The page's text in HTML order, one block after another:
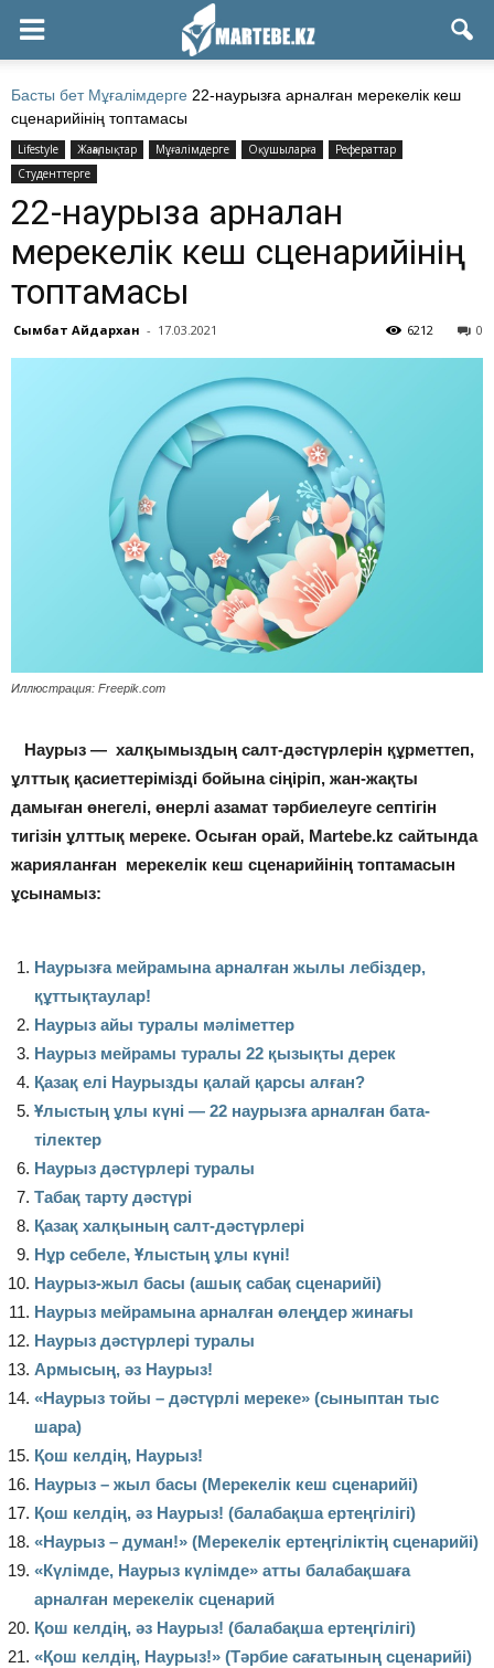
Басты бет Мұғалімдерге 22-наурызға арналған мерекелік кеш
сценарийінің топтамасы
Lifestyle Жаңалықтар Мұғалімдерге Оқушыларға
Рефераттар
Студенттерге
22-наурызға арналған
мерекелік кеш сценарийінің
топтамасы
Сымбат Айдархан - 17.03.2021 0
6212
Иллюстрация: Freepik.com
Наурыз — халқымыздың салт-дәстүрлерін құрметтеп,
ұлттық қасиеттерімізді бойына сіңіріп, жан-жақты
дамыған өнегелі, өнерлі азамат тәрбиелеуге септігін
тигізін ұлттық мереке. Осыған орай, Martebe.kz сайтында
жарияланған мерекелік кеш сценарийінің топтамасын
ұсынамыз:
Наурызға мейрамына арналған жылы лебіздер,
құттықтаулар!
Наурыз айы туралы мәліметтер
Наурыз мейрамы туралы 22 қызықты дерек
Қазақ елі Наурызды қалай қарсы алған?
Ұлыстың ұлы күні — 22 наурызға арналған бата-
тілектер
Наурыз дәстүрлері туралы
Табақ тарту дәстүрі
Қазақ халқының салт-дәстүрлері
Нұр себеле, Ұлыстың ұлы күні!
Наурыз-жыл басы (ашық сабақ сценарийі)
Наурыз мейрамына арналған өлеңдер жинағы
Наурыз дәстүрлері туралы
Армысың, әз Наурыз!
«Наурыз тойы – дәстүрлі мереке» (сыныптан тыс
шара)
Қош келдің, Наурыз!
Наурыз – жыл басы (Мерекелік кеш сценарийі)
Қош келдің, әз Наурыз! (балабақша ертеңгілігі)
«Наурыз – думан!» (Мерекелік ертеңгіліктің сценарийі)
«Күлімде, Наурыз күлімде» атты балабақшаға
арналған мерекелік сценарий
Қош келдің, әз Наурыз! (балабақша ертеңгілігі)
«Қош келдің, Наурыз!» (Тәрбие сағатының сценарийі)